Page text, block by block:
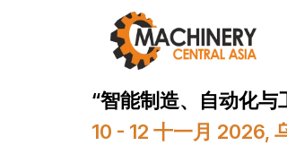
“智能制造、自动化
10 - 12 十一月 2026,